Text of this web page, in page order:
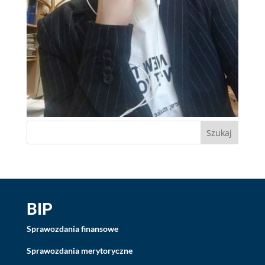
BIP
Sprawozdania finansowe
Sprawozdania merytoryczne